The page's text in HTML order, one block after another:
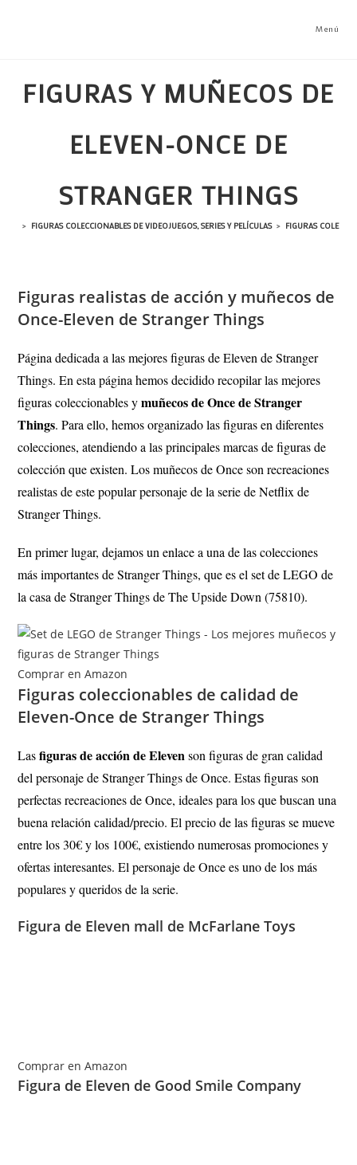
Menú
FIGURAS Y MUÑECOS DE
ELEVEN-ONCE DE
STRANGER THINGS
> FIGURAS COLECCIONABLES DE VIDEOJUEGOS, SERIES Y PELÍCULAS > FIGURAS
Figuras realistas de acción y muñecos de
Once-Eleven de Stranger Things
Página dedicada a las mejores figuras de Eleven de Stranger
Things. En esta página hemos decidido recopilar las mejores
figuras coleccionables ymuñecos de Once de Stranger
Things. Para ello, hemos organizado las figuras en diferentes
colecciones, atendiendo a las principales marcas de figuras de
colección que existen. Los muñecos de Once son recreaciones
realistas de este popular personaje de la serie de Netflix de
Stranger Things.
En primer lugar, dejamos un enlace a una de las colecciones
más importantes de Stranger Things, que es el set de LEGO de
la casa de Stranger Things de The Upside Down (75810).
Comprar en Amazon
Figuras coleccionables de calidad de
Eleven-Once de Stranger Things
Lasfiguras de acción de Elevenson figuras de gran calidad
del personaje de Stranger Things de Once. Estas figuras son
perfectas recreaciones de Once, ideales para los que buscan una
buena relación calidad/precio. El precio de las figuras se mueve
entre los 30€ y los 100€, existiendo numerosas promociones y
ofertas interesantes. El personaje de Once es uno de los más
populares y queridos de la serie.
Figura de Eleven mall de McFarlane Toys
Comprar en Amazon
Figura de Eleven de Good Smile Company